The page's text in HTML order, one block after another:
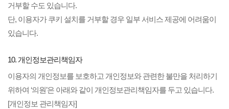
거부할 수도 있습니다.
단, 이용자가 쿠키 설치를 거부할 경우 일부 서비스 제공에 어려움이
있습니다.
10. 개인정보관리책임자
이용자의 개인정보를 보호하고 개인정보와 관련한 불만을 처리하기
위하여 ‘의원’은 아래와 같이 개인정보관리책임자를 두고 있습니다.
[개인정보 관리책임자]